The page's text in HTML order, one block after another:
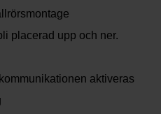
placerad upp och ner.
aktiveras